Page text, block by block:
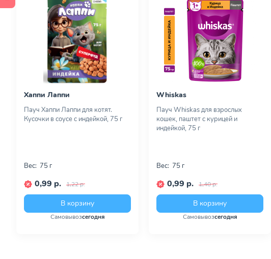
Хаппи Лаппи
Пауч Хаппи Лаппи для котят.
Кусочки в соусе с индейкой, 75 г
Вес: 75 г
0,99 р. 1,22 р.
В корзину
Самовывозсегодня
Whiskas
Пауч Whiskas для взрослых
кошек, паштет с курицей и
индейкой, 75 г
Вес: 75 г
0,99 р. 1,40 р.
В корзину
Самовывозсегодня